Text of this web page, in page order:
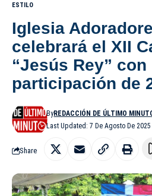
ESTILO
Iglesia
celebrará el XII
“Jesús Rey” con
participación de
Last Updated: 7 De Agosto De 2025
ByREDACCIÓN DE ÚLTIMO
Share